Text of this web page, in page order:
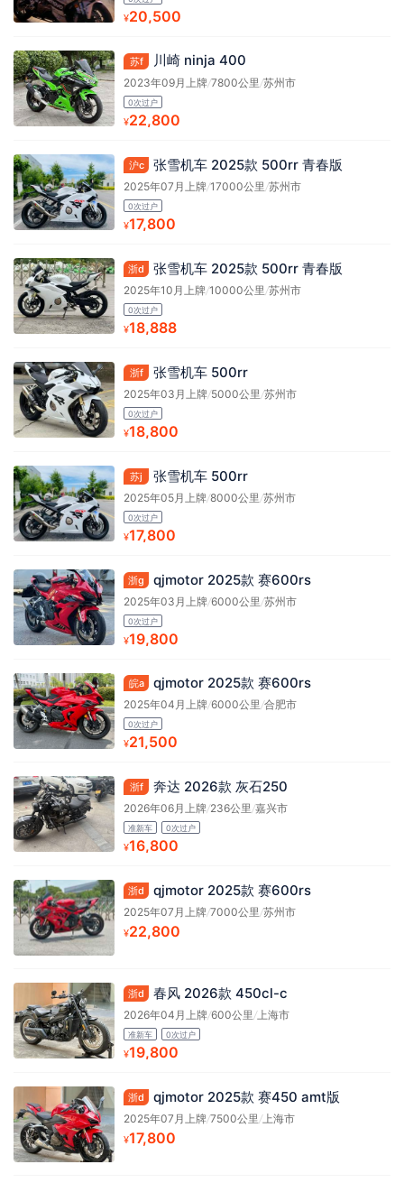
¥20,500
苏f 川崎 ninja 400
2023年09月上牌/7800公里 /苏州市
0次过户
¥22,800
沪c 张雪机车 2025款 500rr 青春版
2025年07月上牌/17000公里 /苏州市
0次过户
¥17,800
浙d 张雪机车 2025款 500rr 青春版
2025年10月上牌/10000公里 /苏州市
0次过户
¥18,888
浙f 张雪机车 500rr
2025年03月上牌/5000公里 /苏州市
0次过户
¥18,800
苏j 张雪机车 500rr
2025年05月上牌/8000公里 /苏州市
0次过户
¥17,800
浙g qjmotor 2025款 赛600rs
2025年03月上牌/6000公里 /苏州市
0次过户
¥19,800
皖a qjmotor 2025款 赛600rs
2025年04月上牌/6000公里/合肥市
0次过户
¥21,500
浙f 奔达 2026款 灰石250
2026年06月上牌/236公里/嘉兴市
准新车 0次过户
¥16,800
浙d qjmotor 2025款 赛600rs
2025年07月上牌/7000公里/苏州市
¥22,800
浙d 春风 2026款 450cl-c
2026年04月上牌/600公里/上海市
准新车 0次过户
¥19,800
浙d qjmotor 2025款 赛450 amt版
2025年07月上牌/7500公里/上海市
¥17,800